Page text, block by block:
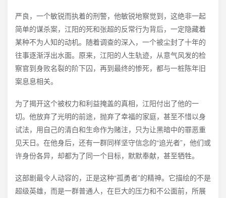
严良，一个敏锐而执着的刑警，他敏锐地察觉到，这绝非一起
简单的谋杀案，江阳的死和张超的反常行为背后，一定隐藏着
某种不为人知的动机。随着调查的深入，一个被尘封了十年的
往事逐渐浮出水面。原来，江阳的人生轨迹，从意气风发的检
察官到身败名裂的阶下囚，再到最终的惨死，都与一桩陈年旧
案息息相关。
为了揭开这个被权力和利益掩盖的真相，江阳付出了他的一
切。他放弃了光明的前途，抛弃了幸福的家庭，甚至不惜以身
试法，用自己的清白和生命作为赌注，只为让黑暗中的罪恶重
见天日。在他身后，还有一群同样坚守信念的“追光者”，他们或
许身份各异，却都为了同一个目标，默默奉献，甚至牺牲。
这部剧最令人动容的，正是这种“孤勇者”的精神。它描绘的不是
超级英雄，而是一群普通人，在巨大的压力和不公面前，所展